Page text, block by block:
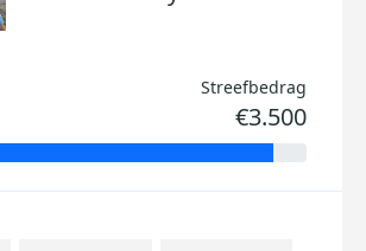
Streefbedrag
€3.500